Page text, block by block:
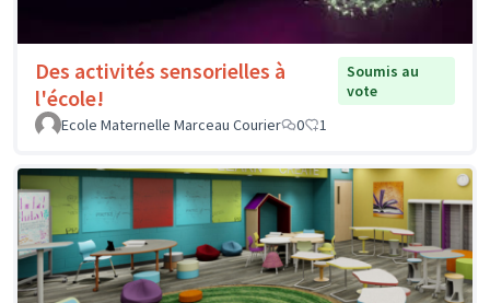
Des activités sensorielles à
l'école!
Soumis au
vote
Ecole Maternelle Marceau Courier
0 1